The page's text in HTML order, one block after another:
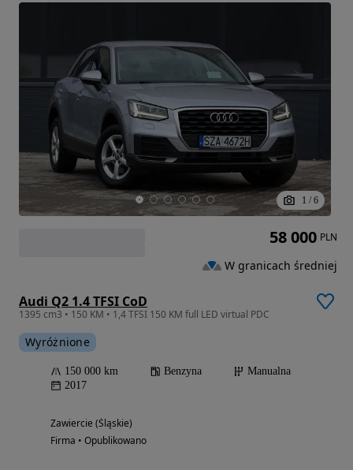
1 / 6
Audi Q2 1.4 TFSI CoD
1395 cm3 • 150 KM • 1,4 TFSI 150 KM full LED virtual PDC
Wyróżnione
150 000 km Benzyna
Manualna
2017
Zawiercie (Śląskie)
Firma • Opublikowano
58 000 PLN
W granicach średniej